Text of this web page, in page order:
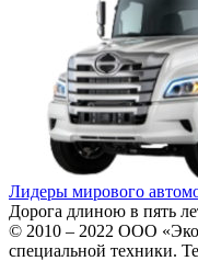
Лидеры мирового
Дорога длиною в пять
© 2010 – 2022 ООО
специальной техники.